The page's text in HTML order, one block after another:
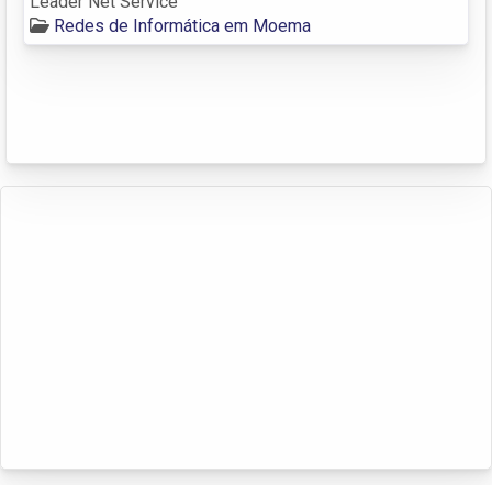
Redes de Informática em Moema